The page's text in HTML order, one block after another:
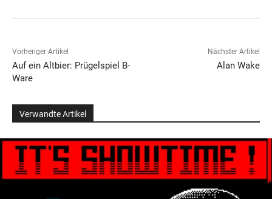
Vorheriger Artikel
Auf ein Altbier: Prügelspiel B-
Ware
Nächster Artikel
Alan Wake
Verwandte Artikel